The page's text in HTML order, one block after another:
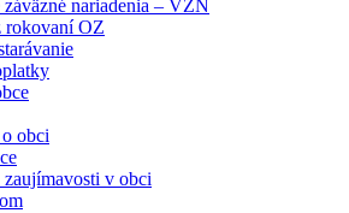
záväzné nariadenia – VZN
rokovaní OZ
obci
zaujímavosti v obci